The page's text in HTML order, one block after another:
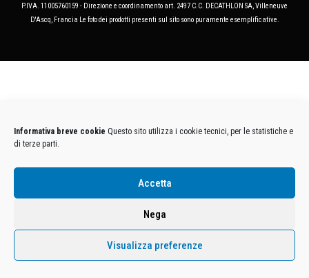
Informativa breve cookie Questo sito utilizza i cookie tecnici, per le statistiche e
di terze parti.
Accetta
Nega
Visualizza preferenze
P.IVA. 11005760159 - Direzione e coordinamento art. 2497 C.C. DECATHLON SA, Villeneuve
D'Ascq, Francia Le foto dei prodotti presenti sul sito sono puramente esemplificative.